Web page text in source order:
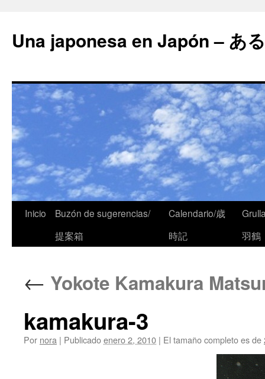
Una japonesa en Japón – あ
Inicio
Buzón de sugerencias/
提案箱
Calendario/歳
時記
羽鶴
← Yokote Kamakura
kamakura-3
Por nora | Publicadoenero 2, 2010 | El tamaño completo es de